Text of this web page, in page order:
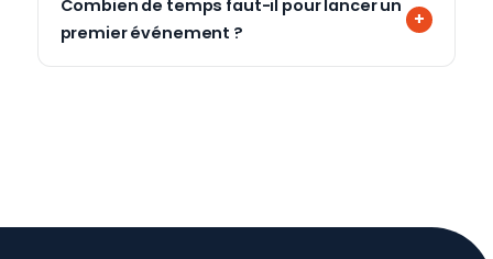
Combien de temps faut-il pour lancer un
premier événement ?